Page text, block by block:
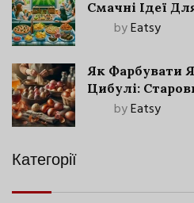
Смачні Ідеї
byEatsy
Як Фарбувати
Цибулі:
Сучасними
byEatsy
Категорії